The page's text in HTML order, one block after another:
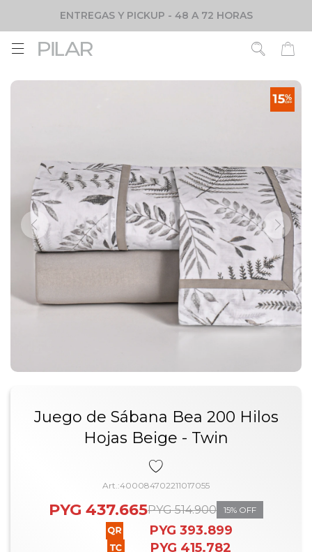
ENTREGAS Y PICKUP - 48 A 72 HORAS

Juego de Sábana Bea 200 Hilos
Hojas Beige - Twin
400084702211017055
PYG 437.665PYG 514.900 15
PYG 393.899
PYG 415.782